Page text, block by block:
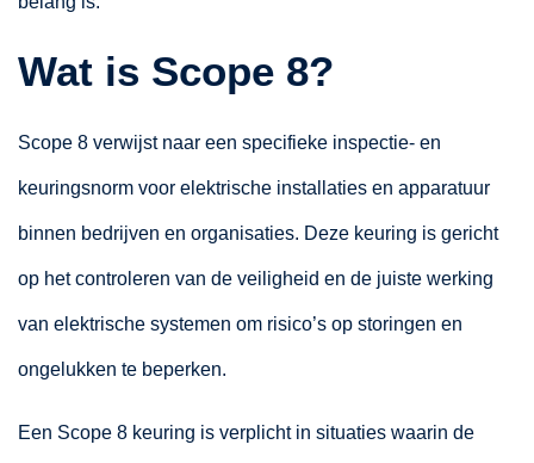
Wat is Scope 8?
Scope 8 verwijst naar een specifieke inspectie- en
keuringsnorm voor elektrische installaties en apparatuur
binnen bedrijven en organisaties. Deze keuring is gericht
op het controleren van de veiligheid en de juiste werking
van elektrische systemen om risico’s op storingen en
ongelukken te beperken.
Een Scope 8 keuring is verplicht in situaties waarin de